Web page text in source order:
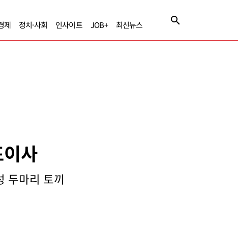
제 정치·사회 인사이트 JOB+ 최신뉴스
사
두마리 토끼